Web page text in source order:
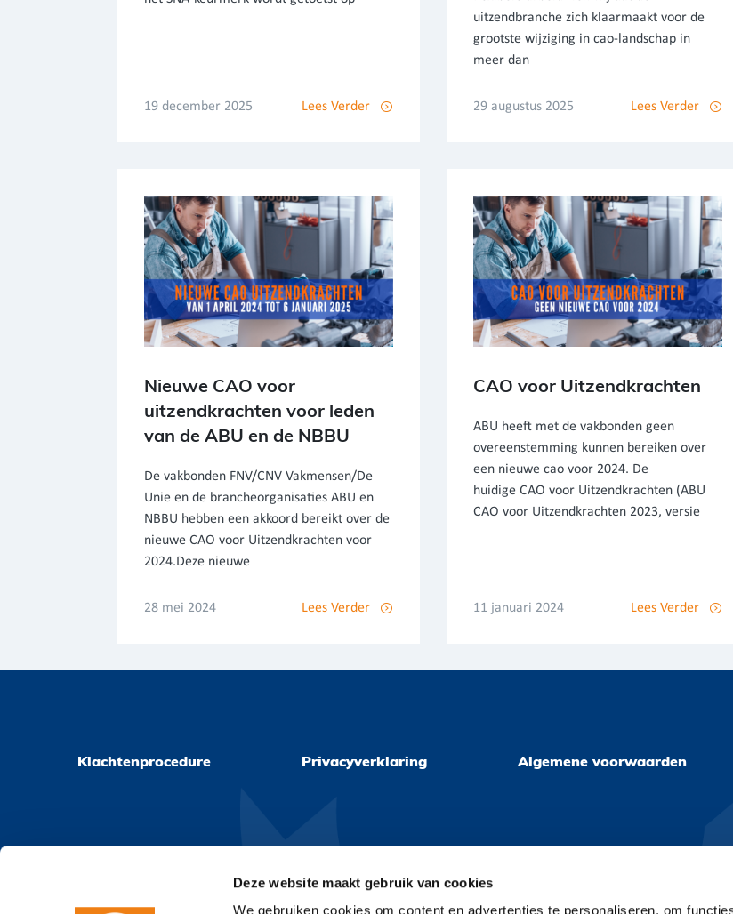
Deze website maakt gebruik van cookies
We gebruiken cookies om content en advertenties te personaliseren, om
19 december 2025 Lees Verder
uitzendbranche zich klaarmaakt voor de
grootste wijziging in cao-landschap in
meer dan
29 augustus 2025 Lees Verder
Nieuwe CAO voor
uitzendkrachten voor leden
van de ABU en de NBBU
De vakbonden FNV/CNV Vakmensen/De
Unie en de brancheorganisaties ABU en
NBBU hebben een akkoord bereikt over de
nieuwe CAO voor Uitzendkrachten voor
2024.Deze nieuwe
28 mei 2024 Lees Verder
CAO voor Uitzendkrachten
ABU heeft met de vakbonden geen
overeenstemming kunnen bereiken over
een nieuwe cao voor 2024. De
huidige CAO voor Uitzendkrachten (ABU
CAO voor Uitzendkrachten 2023, versie
11 januari 2024 Lees Verder
Klachtenprocedure Privacyverklaring Algemene voorwaarden